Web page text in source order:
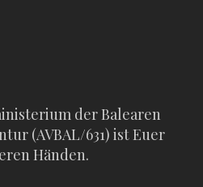
der Balearen
(AVBAL/631) ist Euer
Händen.